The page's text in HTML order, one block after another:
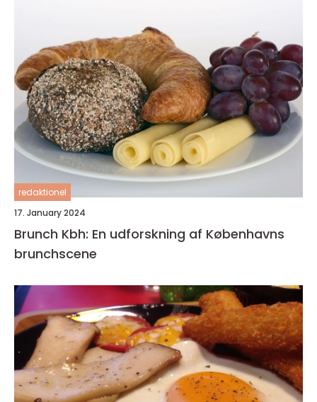
redaktionel
17. January 2024
Brunch Kbh: En udforskning af Københavns
brunchscene